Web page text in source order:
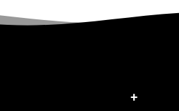
ningún